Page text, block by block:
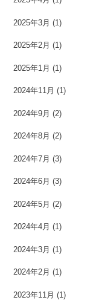
2025年3月 (1)
2025年2月 (1)
2025年1月 (1)
2024年11月 (1)
2024年9月 (2)
2024年8月 (2)
2024年7月 (3)
2024年6月 (3)
2024年5月 (2)
2024年4月 (1)
2024年3月 (1)
2024年2月 (1)
2023年11月 (1)